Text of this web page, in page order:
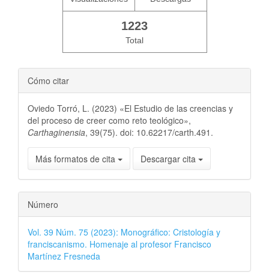
1223
Total
Cómo citar
Oviedo Torró, L. (2023) «El Estudio de las creencias y
del proceso de creer como reto teológico»,
Carthaginensia, 39(75). doi: 10.62217/carth.491.
Más formatos de cita Descargar cita
Número
Vol. 39 Núm. 75 (2023): Monográfico: Cristología y
franciscanismo. Homenaje al profesor Francisco
Martínez Fresneda